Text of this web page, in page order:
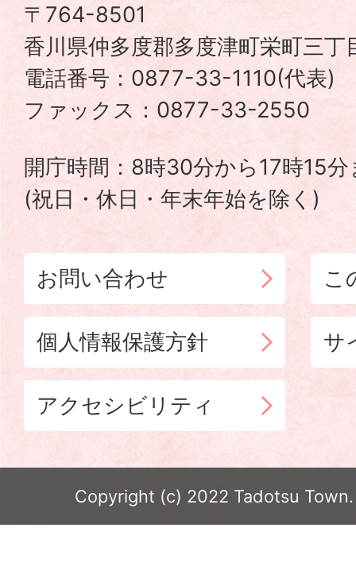
町
TADOTSU
TOWN
〒764-8501
香川県仲多度郡多度津町栄町三
電話番号：0877-33-1110(代表)
ファックス：0877-33-2550
開庁時間：8時30分から17時15分
(祝日・休日・年末年始を除く)
お問い合わせ こ
個人情報保護方針 サ
アクセシビリティ
Copyright (c) 2022 Tadotsu